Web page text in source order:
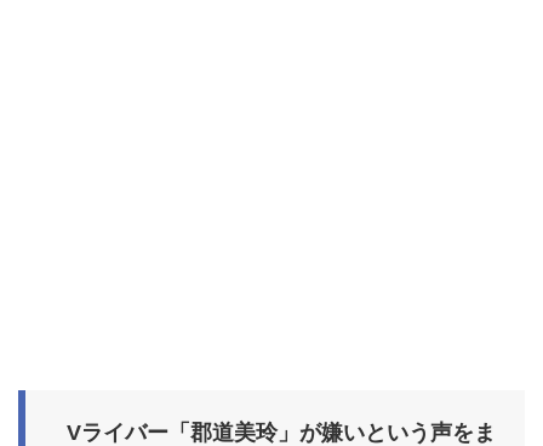
Vライバー「郡道美玲」が嫌いという声をま